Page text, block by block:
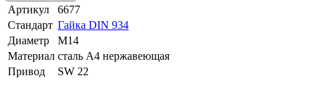
Артикул
6677
Стандарт Гайка DIN 934
Диаметр
М14
Материал сталь A4 нержавеющая
Привод
SW 22